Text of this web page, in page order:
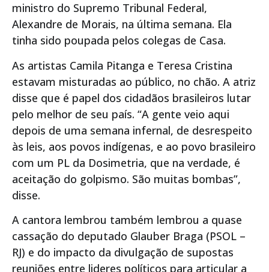
ministro do Supremo Tribunal Federal,
Alexandre de Morais, na última semana. Ela
tinha sido poupada pelos colegas de Casa.
As artistas Camila Pitanga e Teresa Cristina
estavam misturadas ao público, no chão. A atriz
disse que é papel dos cidadãos brasileiros lutar
pelo melhor de seu país. “A gente veio aqui
depois de uma semana infernal, de desrespeito
às leis, aos povos indígenas, e ao povo brasileiro
com um PL da Dosimetria, que na verdade, é
aceitação do golpismo. São muitas bombas”,
disse.
A cantora lembrou também lembrou a quase
cassação do deputado Glauber Braga (PSOL –
RJ) e do impacto da divulgação de supostas
reuniões entre lideres políticos para articular a